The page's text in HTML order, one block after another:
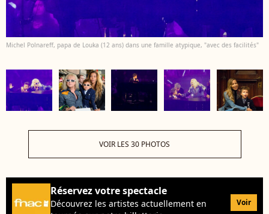
Michel Polnareff, papa de Louka (12 ans) dans une famille atypique, "avec des facilités"
VOIR LES 30 PHOTOS
Réservez votre spectacle
Découvrez les artistes actuellement en
Voir